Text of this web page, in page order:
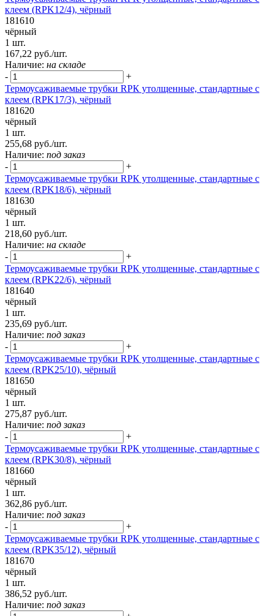
клеем (RPK12/4), чёрный
181610
чёрный
1 шт.
167,22 руб./шт.
Наличие: на складе
-
+
Термоусаживаемые трубки RPК утолщенные, стандартные с
клеем (RPK17/3), чёрный
181620
чёрный
1 шт.
255,68 руб./шт.
Наличие: под заказ
-
+
Термоусаживаемые трубки RPК утолщенные, стандартные с
клеем (RPK18/6), чёрный
181630
чёрный
1 шт.
218,60 руб./шт.
Наличие: на складе
-
+
Термоусаживаемые трубки RPК утолщенные, стандартные с
клеем (RPK22/6), чёрный
181640
чёрный
1 шт.
235,69 руб./шт.
Наличие: под заказ
-
+
Термоусаживаемые трубки RPК утолщенные, стандартные с
клеем (RPK25/10), чёрный
181650
чёрный
1 шт.
275,87 руб./шт.
Наличие: под заказ
-
+
Термоусаживаемые трубки RPК утолщенные, стандартные с
клеем (RPK30/8), чёрный
181660
чёрный
1 шт.
362,86 руб./шт.
Наличие: под заказ
-
+
Термоусаживаемые трубки RPК утолщенные, стандартные с
клеем (RPK35/12), чёрный
181670
чёрный
1 шт.
386,52 руб./шт.
Наличие: под заказ